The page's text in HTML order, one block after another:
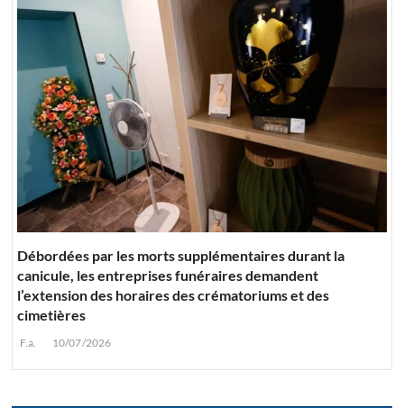
Débordées par les morts supplémentaires durant la
canicule, les entreprises funéraires demandent
l’extension des horaires des crématoriums et des
cimetières
F.a. 10/07/2026